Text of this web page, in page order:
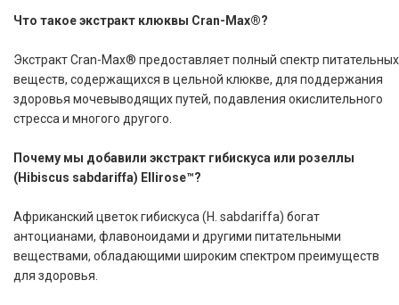
Что такое экстракт клюквы Cran-Max®?
Экстракт Cran-Max® предоставляет полный спектр питательных
веществ, содержащихся в цельной клюкве, для поддержания
здоровья мочевыводящих путей, подавления окислительного
стресса и многого другого.
Почему мы добавили экстракт гибискуса или розеллы
(Hibiscus sabdariffa) Ellirose™?
Африканский цветок гибискуса (H. sabdariffa) богат
антоцианами, флавоноидами и другими питательными
веществами, обладающими широким спектром преимуществ
для здоровья.